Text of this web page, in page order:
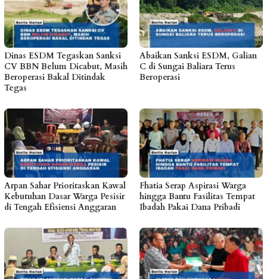
Dinas ESDM Tegaskan Sanksi
CV BBN Belum Dicabut, Masih
Beroperasi Bakal Ditindak
Tegas
Abaikan Sanksi ESDM, Galian
C di Sungai Baliara Terus
Beroperasi
Arpan Sahar Prioritaskan Kawal
Kebutuhan Dasar Warga Pesisir
di Tengah Efisiensi Anggaran
Fhatia Serap Aspirasi Warga
hingga Bantu Fasilitas Tempat
Ibadah Pakai Dana Pribadi